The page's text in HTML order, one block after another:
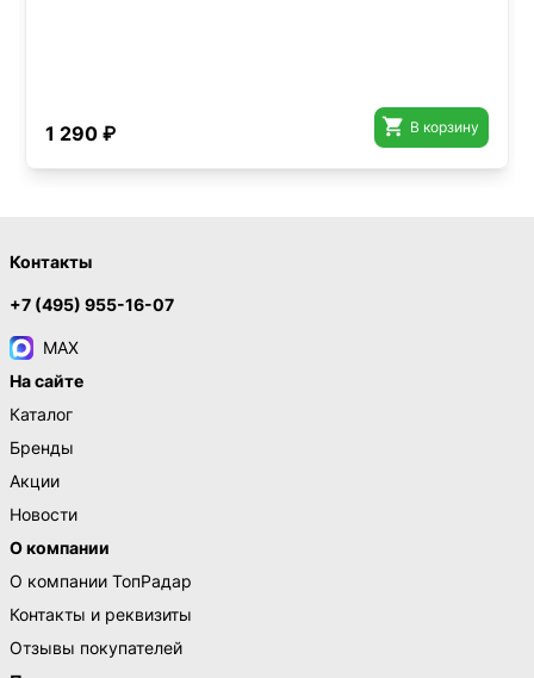
1 290 ₽  В корзину
Контакты
+7 (495) 955-16-07
MAX
На сайте
Каталог
Бренды
Акции
Новости
О компании
О компании ТопРадар
Контакты и реквизиты
Отзывы покупателей